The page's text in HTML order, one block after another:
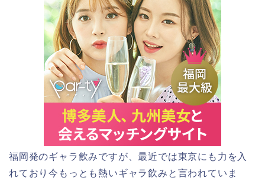
福岡発のギャラ飲みですが、最近では東京にも力を入
れており今もっとも熱いギャラ飲みと言われていま